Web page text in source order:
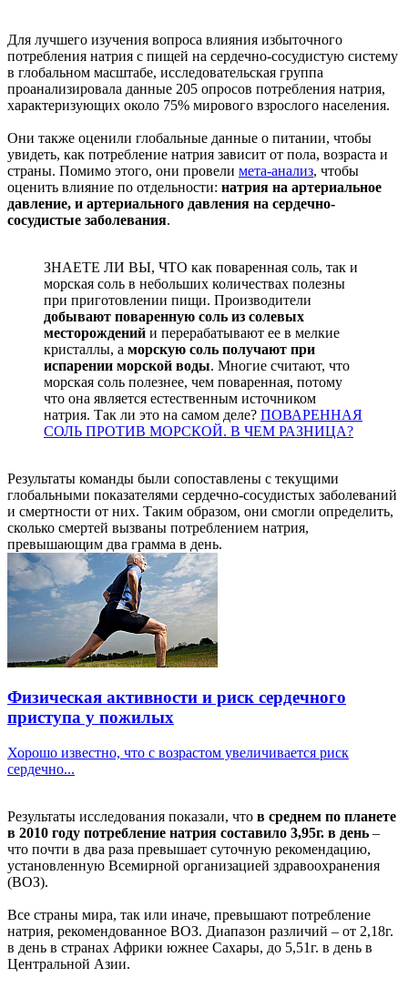
Для лучшего изучения вопроса влияния избыточного
потребления натрия с пищей на сердечно-сосудистую систему
в глобальном масштабе, исследовательская группа
проанализировала данные 205 опросов потребления натрия,
характеризующих около 75% мирового взрослого населения.
Они также оценили глобальные данные о питании, чтобы
увидеть, как потребление натрия зависит от пола, возраста и
страны. Помимо этого, они провели мета-анализ, чтобы
оценить влияние по отдельности: натрия на артериальное
давление, и артериального давления на сердечно-
сосудистые заболевания.
ЗНАЕТЕ ЛИ ВЫ, ЧТО как поваренная соль, так и
морская соль в небольших количествах полезны
при приготовлении пищи. Производители
добывают поваренную соль из солевых
месторождений и перерабатывают ее в мелкие
кристаллы, а морскую соль получают при
испарении морской воды. Многие считают, что
морская соль полезнее, чем поваренная, потому
что она является естественным источником
натрия. Так ли это на самом деле? ПОВАРЕННАЯ
СОЛЬ ПРОТИВ МОРСКОЙ. В ЧЕМ РАЗНИЦА?
Результаты команды были сопоставлены с текущими
глобальными показателями сердечно-сосудистых заболеваний
и смертности от них. Таким образом, они смогли определить,
сколько смертей вызваны потреблением натрия,
превышающим два грамма в день.
Физическая активности и риск сердечного
приступа у пожилых
Хорошо известно, что с возрастом увеличивается риск
сердечно...
Результаты исследования показали, что в среднем по планете
в 2010 году потребление натрия составило 3,95г. в день –
что почти в два раза превышает суточную рекомендацию,
установленную Всемирной организацией здравоохранения
(ВОЗ).
Все страны мира, так или иначе, превышают потребление
натрия, рекомендованное ВОЗ. Диапазон различий – от 2,18г.
в день в странах Африки южнее Сахары, до 5,51г. в день в
Центральной Азии.